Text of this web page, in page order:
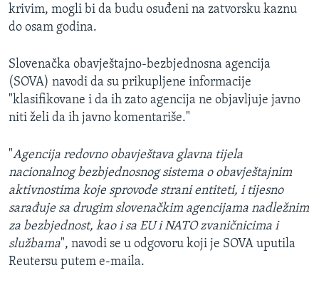
krivim, mogli bi da budu osuđeni na zatvorsku kaznu
do osam godina.
Slovenačka obavještajno-bezbjednosna agencija
(SOVA) navodi da su prikupljene informacije
"klasifikovane i da ih zato agencija ne objavljuje javno
niti želi da ih javno komentariše."
"Agencija redovno obavještava glavna tijela
nacionalnog bezbjednosnog sistema o obavještajnim
aktivnostima koje sprovode strani entiteti, i tijesno
sarađuje sa drugim slovenačkim agencijama nadležnim
za bezbjednost, kao i sa EU i NATO zvaničnicima i
službama", navodi se u odgovoru koji je SOVA uputila
Reutersu putem e-maila.